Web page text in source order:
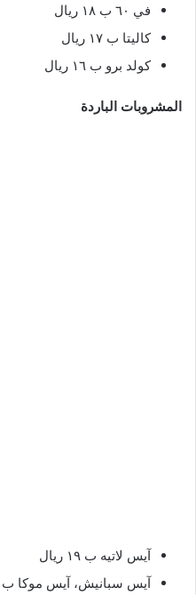
في ٦٠ ب ١٨ ريال
كاليتا ب ١٧ ريال
كولد برو ب ١٦ ريال
المشروبات الباردة
آيس لاتيه ب ١٩ ريال
آيس سبانيش، آيس موكا ب ٢٠ ريال